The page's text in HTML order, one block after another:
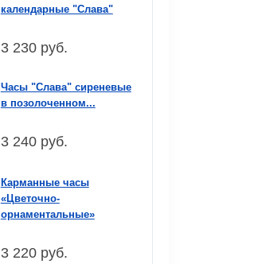
календарные "Слава"
3 230 руб.
Часы "Слава" сиреневые
в позолоченном...
3 240 руб.
Карманные часы
«Цветочно-
орнаментальные»
3 220 руб.